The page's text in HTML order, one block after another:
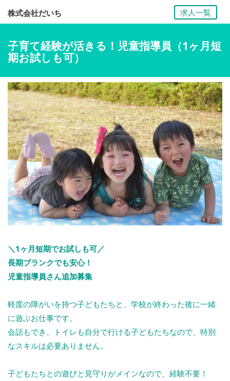
株式会社だいち 求人一覧
子育て経験が活きる！児童指導員（1ヶ月短
期お試しも可）
＼1ヶ月短期でお試しも可／
長期ブランクでも安心！
児童指導員さん追加募集
軽度の障がいを持つ子どもたちと、学校が終わった後に一緒
に遊ぶお仕事です。
会話もでき、トイレも自分で行ける子どもたちなので、特別
なスキルは必要ありません。
子どもたちとの遊びと見守りがメインなので、経験不要！